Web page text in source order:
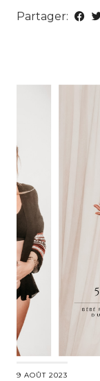
Partager:
9 AOÛT 2023